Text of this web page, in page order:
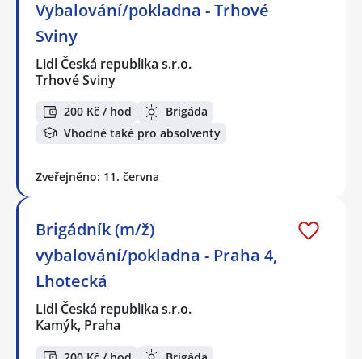
Vybalování/pokladna - Trhové
Sviny
Lidl Česká republika s.r.o.
Trhové Sviny
200 Kč / hod
Brigáda
Vhodné také pro absolventy
Zveřejněno: 11. června
Brigádník (m/ž)
vybalování/pokladna - Praha 4,
Lhotecká
Lidl Česká republika s.r.o.
Kamýk, Praha